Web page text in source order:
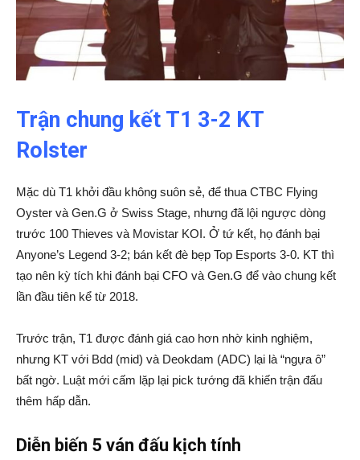
Trận chung kết T1 3-2 KT
Rolster
Mặc dù T1 khởi đầu không suôn sẻ, để thua CTBC Flying
Oyster và Gen.G ở Swiss Stage, nhưng đã lội ngược dòng
trước 100 Thieves và Movistar KOI. Ở tứ kết, họ đánh bại
Anyone’s Legend 3-2; bán kết đè bẹp Top Esports 3-0. KT thì
tạo nên kỳ tích khi đánh bại CFO và Gen.G để vào chung kết
lần đầu tiên kể từ 2018.
Trước trận, T1 được đánh giá cao hơn nhờ kinh nghiệm,
nhưng KT với Bdd (mid) và Deokdam (ADC) lại là “ngựa ô”
bất ngờ. Luật mới cấm lặp lại pick tướng đã khiến trận đấu
thêm hấp dẫn.
Diễn biến 5 ván đấu kịch tính